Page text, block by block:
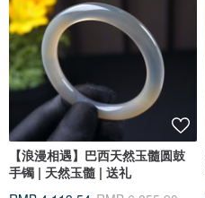
【浪漫相遇】巴西天然玉髓圆鼓
手镯 | 天然玉髓 | 送礼